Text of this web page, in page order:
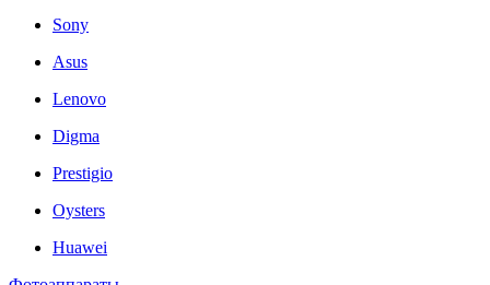
Sony
Asus
Lenovo
Digma
Prestigio
Oysters
Huawei